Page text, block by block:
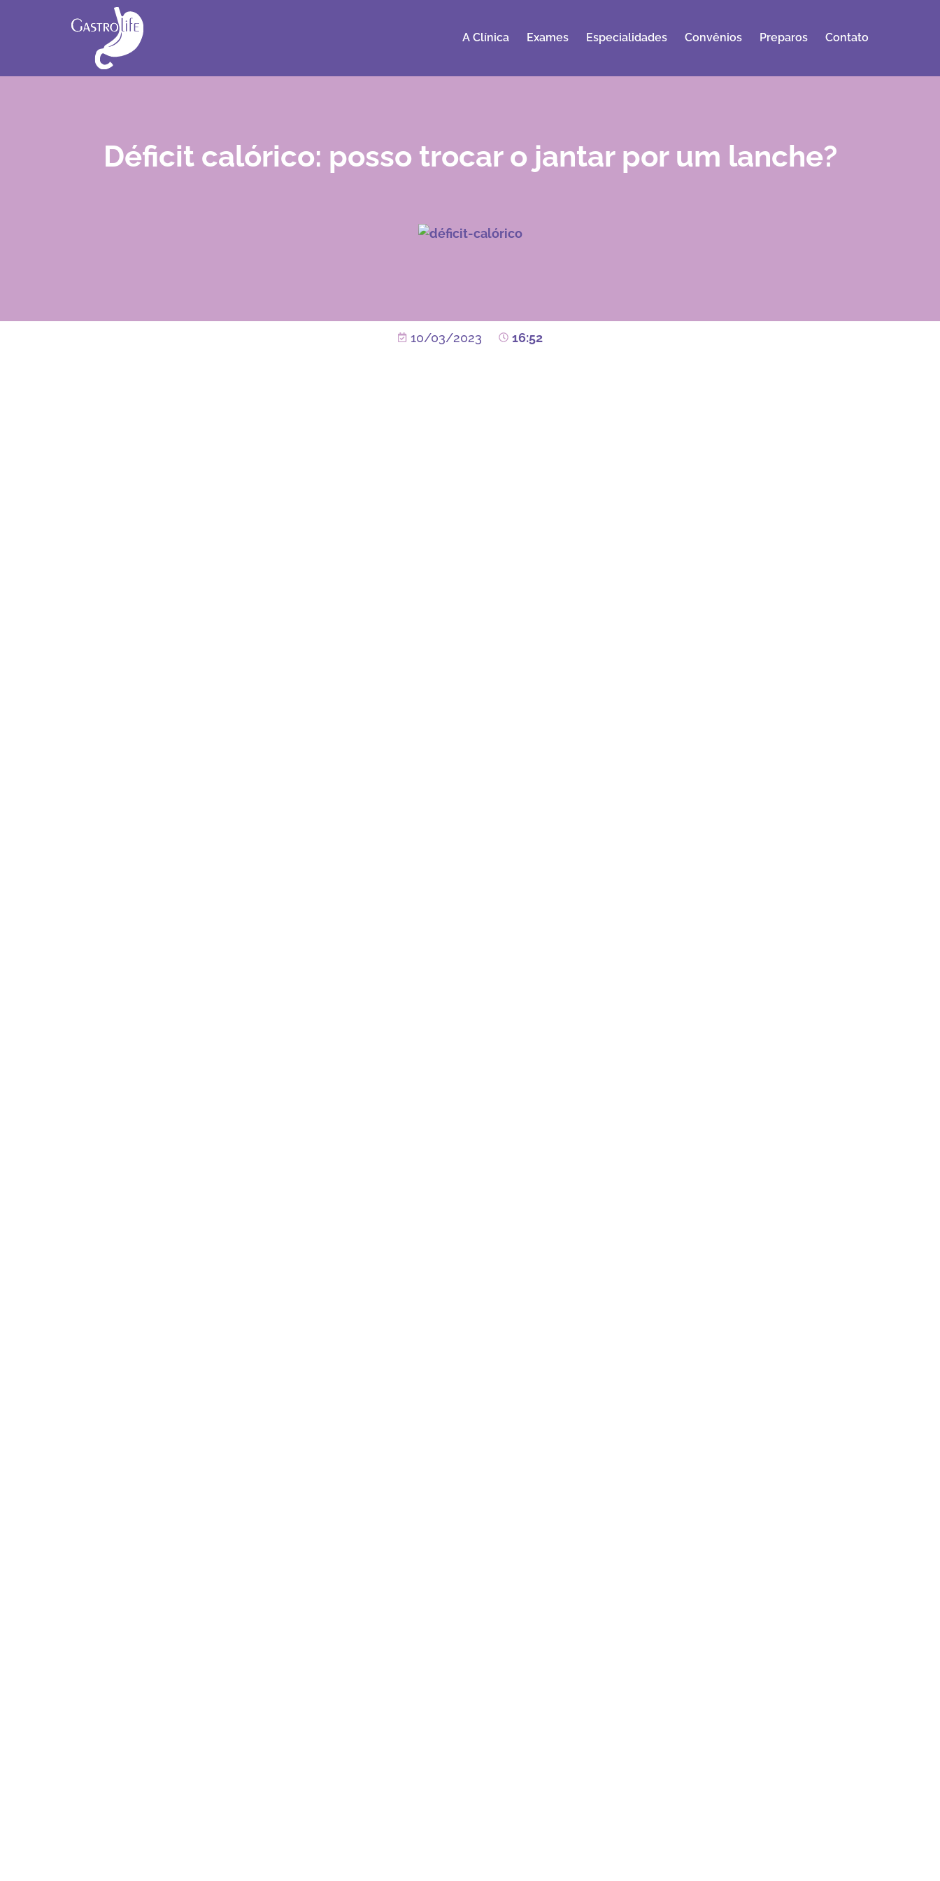
A Clínica Exames Especialidades Convênios Preparos Contato
Déficit calórico: posso trocar o jantar por um lanche?
10/03/2023 16:52